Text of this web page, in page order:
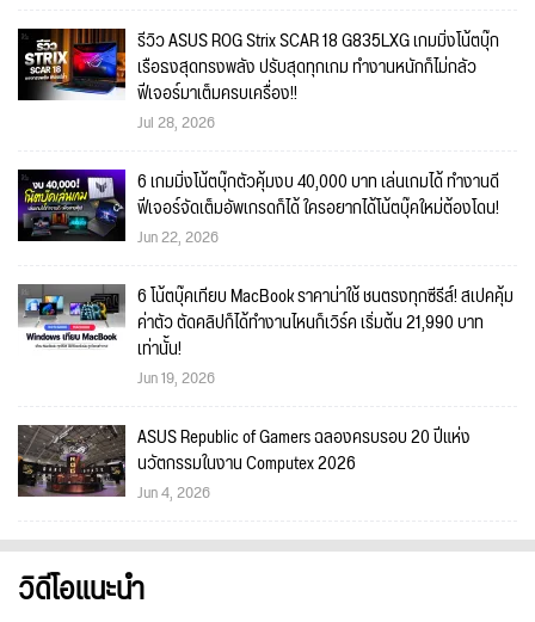
รีวิว ASUS ROG Strix SCAR 18 G835LXG เกมมิ่งโน้ตบุ๊ก
เรือธงสุดทรงพลัง ปรับสุดทุกเกม ทำงานหนักก็ไม่กลัว
ฟีเจอร์มาเต็มครบเครื่อง!!
Jul 28, 2026
6 เกมมิ่งโน้ตบุ๊กตัวคุ้มงบ 40,000 บาท เล่นเกมได้ ทำงานดี
ฟีเจอร์จัดเต็มอัพเกรดก็ได้ ใครอยากได้โน้ตบุ๊คใหม่ต้องโดน!
Jun 22, 2026
6 โน้ตบุ๊คเทียบ MacBook ราคาน่าใช้ ชนตรงทุกซีรีส์! สเปคคุ้ม
ค่าตัว ตัดคลิปก็ได้ทำงานไหนก็เวิร์ค เริ่มต้น 21,990 บาท
เท่านั้น!
Jun 19, 2026
ASUS Republic of Gamers ฉลองครบรอบ 20 ปีแห่ง
นวัตกรรมในงาน Computex 2026
Jun 4, 2026
วิดีโอแนะนำ